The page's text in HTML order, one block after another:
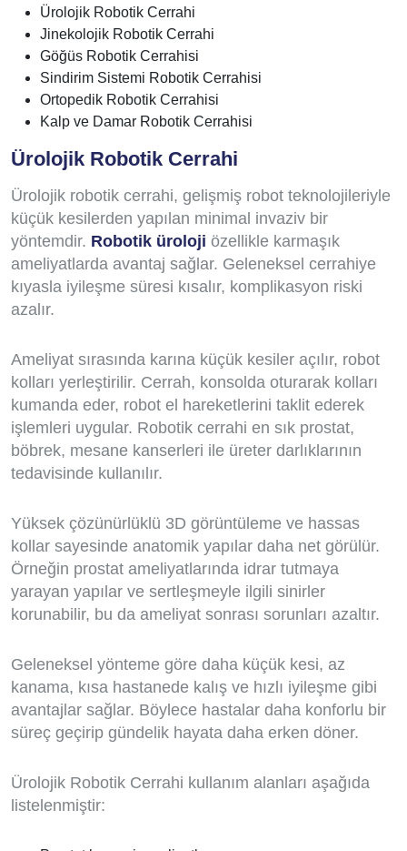
Ürolojik Robotik Cerrahi
Jinekolojik Robotik Cerrahi
Göğüs Robotik Cerrahisi
Sindirim Sistemi Robotik Cerrahisi
Ortopedik Robotik Cerrahisi
Kalp ve Damar Robotik Cerrahisi
Ürolojik Robotik Cerrahi
Ürolojik robotik cerrahi, gelişmiş robot teknolojileriyle
küçük kesilerden yapılan minimal invaziv bir
yöntemdir. Robotik üroloji özellikle karmaşık
ameliyatlarda avantaj sağlar. Geleneksel cerrahiye
kıyasla iyileşme süresi kısalır, komplikasyon riski
azalır.
Ameliyat sırasında karına küçük kesiler açılır, robot
kolları yerleştirilir. Cerrah, konsolda oturarak kolları
kumanda eder, robot el hareketlerini taklit ederek
işlemleri uygular. Robotik cerrahi en sık prostat,
böbrek, mesane kanserleri ile üreter darlıklarının
tedavisinde kullanılır.
Yüksek çözünürlüklü 3D görüntüleme ve hassas
kollar sayesinde anatomik yapılar daha net görülür.
Örneğin prostat ameliyatlarında idrar tutmaya
yarayan yapılar ve sertleşmeyle ilgili sinirler
korunabilir, bu da ameliyat sonrası sorunları azaltır.
Geleneksel yönteme göre daha küçük kesi, az
kanama, kısa hastanede kalış ve hızlı iyileşme gibi
avantajlar sağlar. Böylece hastalar daha konforlu bir
süreç geçirip gündelik hayata daha erken döner.
Ürolojik Robotik Cerrahi kullanım alanları aşağıda
listelenmiştir: